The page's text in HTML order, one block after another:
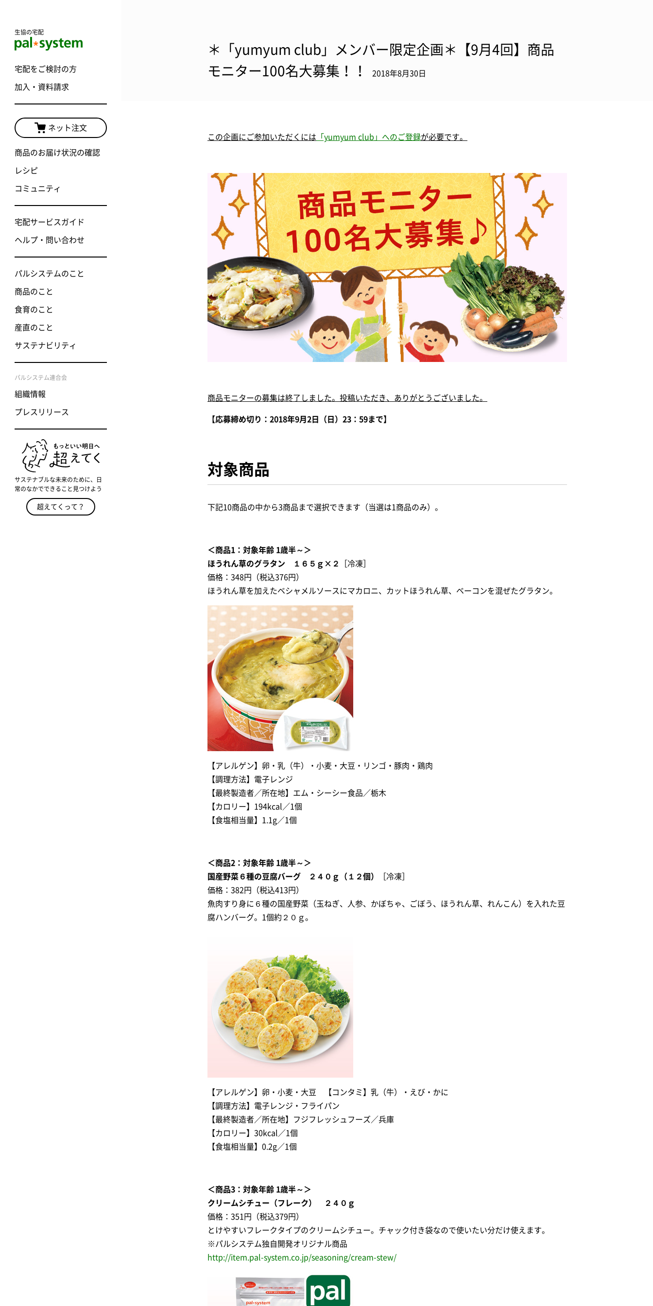
生協の宅配
宅配をご検討の方
加入・資料請求
ネット注文
商品のお届け状況の確認
レシピ
コミュニティ
宅配サービスガイド
ヘルプ・問い合わせ
パルシステムのこと
商品のこと
食育のこと
産直のこと
サステナビリティ
パルシステム連合会
組織情報
プレスリリース
サステナブルな未来のために、日
常のなかでできること見つけよう
超えてくって？
＊「yumyum club」メンバー限定企画＊【9月4回】商品
モニター100名大募集！！
2018年8月30日
この企画にご参加いただくには 「yumyum club」へのご登録が必要です。
商品モニターの募集は終了しました。投稿いただき、ありがとうございました。
【応募締め切り：2018年9月2日（日）23：59まで】
対象商品
下記10商品の中から3商品まで選択できます（当選は1商品のみ）。
＜商品1：対象年齢 1歳半～＞
ほうれん草のグラタン １６５ｇ×２
［冷凍］
価格：348円（税込376円）
ほうれん草を加えたベシャメルソースにマカロニ、カットほうれん草、ベーコンを混ぜたグラタン。
【アレルゲン】卵・乳（牛）・小麦・大豆・リンゴ・豚肉・鶏肉
【調理方法】電子レンジ
【最終製造者／所在地】エム・シーシー食品／栃木
【カロリー】194kcal／1個
【食塩相当量】1.1g／1個
＜商品2：対象年齢 1歳半～＞
国産野菜６種の豆腐バーグ ２４０ｇ（１２個）
［冷凍］
価格：382円（税込413円）
魚肉すり身に６種の国産野菜（玉ねぎ、人参、かぼちゃ、ごぼう、ほうれん草、れんこん）を入れた豆
腐ハンバーグ。1個約２０ｇ。
【アレルゲン】卵・小麦・大豆 【コンタミ】乳（牛）・えび・かに
【調理方法】電子レンジ・フライパン
【最終製造者／所在地】フジフレッシュフーズ／兵庫
【カロリー】30kcal／1個
【食塩相当量】0.2g／1個
＜商品3：対象年齢 1歳半～＞
クリームシチュー（フレーク） ２４０ｇ
価格：351円（税込379円）
とけやすいフレークタイプのクリームシチュー。チャック付き袋なので使いたい分だけ使えます。
※パルシステム独自開発オリジナル商品
http://item.pal-system.co.jp/seasoning/cream-stew/